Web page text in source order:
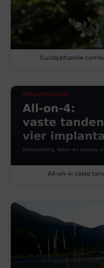
Eucalyptusolie
All-on-4: vaste